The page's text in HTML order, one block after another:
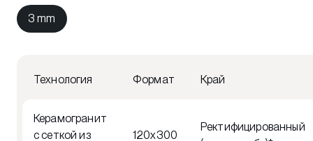
3 mm
Технология Формат Край
Керамогранит
с сеткой из
120x300
Ректифицированный